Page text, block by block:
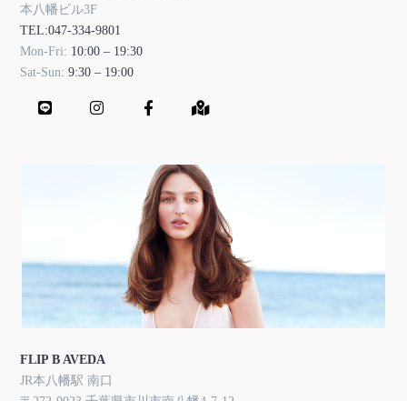
本八幡ビル3F
TEL:047-334-9801
Mon-Fri: 10:00 – 19:30
Sat-Sun:9:30 – 19:00
FLIP B AVEDA
JR本八幡駅 南口